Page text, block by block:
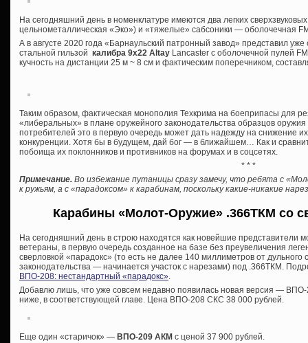
На сегодняшний день в номенклатуре имеются два легких
цельнометаллическая «Эко») и «тяжелые» сабсоники — оболочечная
А в августе 2020 года «Барнаульский патронный завод» представил
стальной гильзой калибра 9х22 Altay Lancaster с оболочечной пулей
кучность на дистанции 25 м ~ 8 см и фактическим поперечником,
Таким образом, фактическая монополия Техкрима на боеприпасы для
«либеральных» в плане оружейного законодательства образцов
потребителей это в первую очередь может дать надежду на снижение
конкуренции. Хотя бы в будущем, дай бог — в ближайшем… Как и
побоища их поклонников и противников на форумах и в соцсетях.
* * *
Примечание. Во избежание путаницы сразу замечу, что ребята с
к ружьям, а с «парадоксом» к карабинам, поскольку какие-никакие
Карабины «Молот-Оружие» .366ТКМ со
На сегодняшний день в строю находятся как новейшие представители
ветераны, в первую очередь созданное на базе без преувеличения
сверловкой «парадокс» (то есть не далее 140 миллиметров от
законодательства — начинается участок с нарезами) под .366ТКМ.
ВПО-208: нестандартный «парадокс».
Добавлю лишь, что уже совсем недавно появилась новая версия —
ниже, в соответствующей главе. Цена ВПО-208 СКС 38 000 рублей.
Еще один «старичок» — ВПО-209 АКМ с ценой 37 900 рублей.